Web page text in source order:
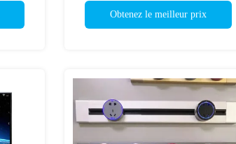
Obtenez le meilleur prix